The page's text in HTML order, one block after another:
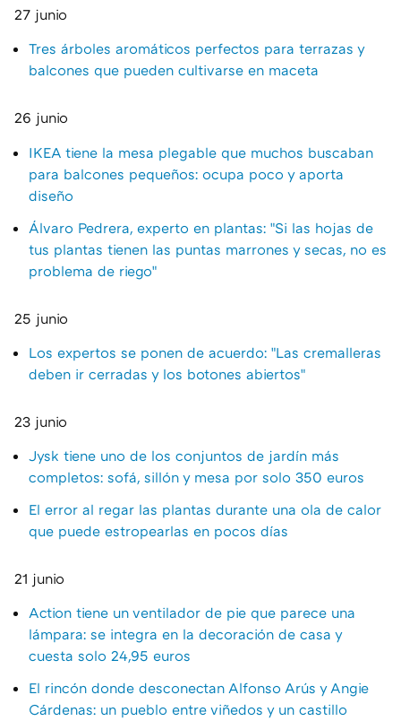
27 junio
Tres árboles aromáticos perfectos para terrazas y
balcones que pueden cultivarse en maceta
26 junio
IKEA tiene la mesa plegable que muchos buscaban
para balcones pequeños: ocupa poco y aporta
diseño
Álvaro Pedrera, experto en plantas: "Si las hojas de
tus plantas tienen las puntas marrones y secas, no es
problema de riego"
25 junio
Los expertos se ponen de acuerdo: "Las cremalleras
deben ir cerradas y los botones abiertos"
23 junio
Jysk tiene uno de los conjuntos de jardín más
completos: sofá, sillón y mesa por solo 350 euros
El error al regar las plantas durante una ola de calor
que puede estropearlas en pocos días
21 junio
Action tiene un ventilador de pie que parece una
lámpara: se integra en la decoración de casa y
cuesta solo 24,95 euros
El rincón donde desconectan Alfonso Arús y Angie
Cárdenas: un pueblo entre viñedos y un castillo